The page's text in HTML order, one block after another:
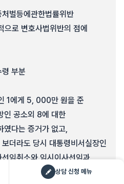
벌등에관한법률위반
로 변호사법위반의 점에
부분
1에게 5, 000만 원을 준
인 공소외 8에 대한
였다는 증거가 없고,
더라도 당시 대통령비서실장인
임취소와 임시이사선임과
졌다고 볼 만한 증거가 없으며,
상담 신청 메뉴